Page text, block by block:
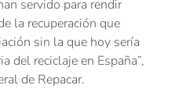
servido para rendir
la recuperación que
sin la que hoy sería
del reciclaje en España”,
de Repacar.